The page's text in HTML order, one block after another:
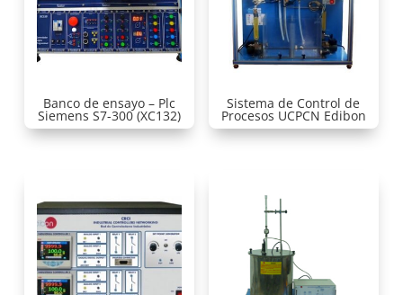
Banco de ensayo – Plc
Siemens S7-300 (XC132)
Sistema de Control de
Procesos UCPCN Edibon